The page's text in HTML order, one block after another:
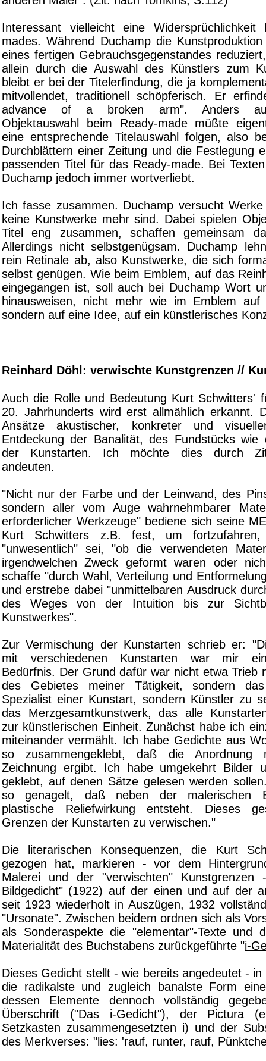
Interessant vielleicht eine
mades. Während Duchamp die
eines fertigen Gebrauchsgegenstandes
allein durch die Auswahl des Künstlers zum
bleibt er bei der Titelerfindung, die ja
mitvollendet, traditionell schöpferisch. Er
advance of a broken arm". Anders
Objektauswahl beim Ready-made müßte
eine entsprechende Titelauswahl folgen, also
Durchblättern einer Zeitung und die Festlegung
passenden Titel für das Ready-made. Bei
Duchamp jedoch immer wortverliebt.
Ich fasse zusammen. Duchamp versucht
keine Kunstwerke mehr sind. Dabei spielen
Titel eng zusammen, schaffen gemeinsam
Allerdings nicht selbstgenügsam. Duchamp
rein Retinale ab, also Kunstwerke, die sich
selbst genügen. Wie beim Emblem, auf das
eingegangen ist, soll auch bei Duchamp Wort
hinausweisen, nicht mehr wie im Emblem auf
sondern auf eine Idee, auf ein künstlerisches
Reinhard Döhl: verwischte Kunstgrenzen //
Auch die Rolle und Bedeutung Kurt Schwitters'
20. Jahrhunderts wird erst allmählich erkannt.
Ansätze akustischer, konkreter und
Entdeckung der Banalität, des Fundstücks wie
der Kunstarten. Ich möchte dies durch
andeuten.
"Nicht nur der Farbe und der Leinwand, des
sondern aller vom Auge wahrnehmbarer
erforderlicher Werkzeuge" bediene sich seine
Kurt Schwitters z.B. fest, um
"unwesentlich" sei, "ob die verwendeten
irgendwelchen Zweck geformt waren oder
schaffe "durch Wahl, Verteilung und
und erstrebe dabei "unmittelbaren Ausdruck
des Weges von der Intuition bis zur
Kunstwerkes".
Zur Vermischung der Kunstarten schrieb er:
mit verschiedenen Kunstarten war mir ein
Bedürfnis. Der Grund dafür war nicht etwa Trieb
des Gebietes meiner Tätigkeit, sondern
Spezialist einer Kunstart, sondern Künstler zu
das Merzgesamtkunstwerk, das alle
zur künstlerischen Einheit. Zunächst habe ich
miteinander vermählt. Ich habe Gedichte aus
so zusammengeklebt, daß die Anordnung
Zeichnung ergibt. Ich habe umgekehrt Bilder
geklebt, auf denen Sätze gelesen werden
so genagelt, daß neben der malerischen
plastische Reliefwirkung entsteht. Dieses
Grenzen der Kunstarten zu verwischen."
Die literarischen Konsequenzen, die Kurt
gezogen hat, markieren - vor dem
Malerei und der "verwischten" Kunstgrenzen
Bildgedicht" (1922) auf der einen und auf der
seit 1923 wiederholt in Auszügen, 1932
"Ursonate". Zwischen beidem ordnen sich als
als Sonderaspekte die "elementar"-Texte und
Materialität des Buchstabens zurückgeführte "i-
Dieses Gedicht stellt - wie bereits angedeutet - in
die radikalste und zugleich banalste Form
dessen Elemente dennoch vollständig
Überschrift ("Das i-Gedicht"), der Pictura
Setzkasten zusammengesetzten i) und der
des Merkverses: "lies: 'rauf, runter, rauf,